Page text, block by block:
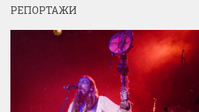
РЕПОРТАЖИ